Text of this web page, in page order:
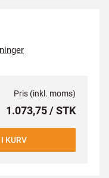
Pris (inkl. moms)
1.073,75 / STK
KURV